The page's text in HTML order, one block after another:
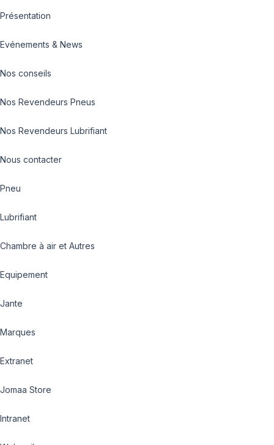
Présentation
Evénements & News
Nos conseils
Nos Revendeurs Pneus
Nos Revendeurs Lubrifiant
Nous contacter
Pneu
Lubrifiant
Chambre à air et Autres
Equipement
Jante
Marques
Extranet
Jomaa Store
Intranet